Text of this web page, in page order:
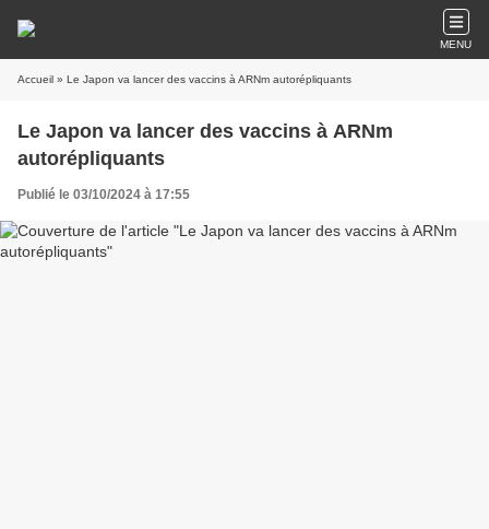
MENU
Accueil » Le Japon va lancer des vaccins à ARNm autorépliquants
Le Japon va lancer des vaccins à ARNm
autorépliquants
Publié le 03/10/2024 à 17:55